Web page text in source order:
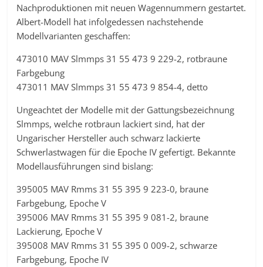
Nachproduktionen mit neuen Wagennummern gestartet.
Albert-Modell hat infolgedessen nachstehende
Modellvarianten geschaffen:
473010 MAV Slmmps 31 55 473 9 229-2, rotbraune
Farbgebung
473011 MAV Slmmps 31 55 473 9 854-4, detto
Ungeachtet der Modelle mit der Gattungsbezeichnung
Slmmps, welche rotbraun lackiert sind, hat der
Ungarischer Hersteller auch schwarz lackierte
Schwerlastwagen für die Epoche IV gefertigt. Bekannte
Modellausführungen sind bislang:
395005 MAV Rmms 31 55 395 9 223-0, braune
Farbgebung, Epoche V
395006 MAV Rmms 31 55 395 9 081-2, braune
Lackierung, Epoche V
395008 MAV Rmms 31 55 395 0 009-2, schwarze
Farbgebung, Epoche IV